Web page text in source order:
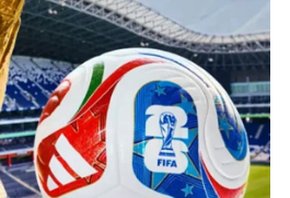
กรรมการบริหาร แกร็บ
ารส่งเสริมให้ทุกคนเข้าถึงการใช้
ะเท่าเทียมถือเป็นหนึ่งในความ
ที่แกร็บได้ดำเนินการ
สนุนรูปแบบการทำงานแห่งโลก
ที่ผ่านมา แกร็บเปิดโอกาสให้